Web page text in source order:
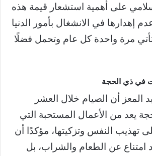
على أهمية استشعار قيمة هذه
إهدارها في الانشغال بأمور الدنيا
مرة واحدة كل عام وتحمل فضلًا
في ذي الحجة
أن الصيام خلال العشر
يعد من الأعمال المستحبة التي
تهذيب النفس وتزكيتها، مؤكدًا أن
عن الطعام والشراب، بل